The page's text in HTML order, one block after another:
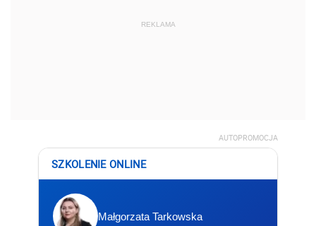
REKLAMA
AUTOPROMOCJA
SZKOLENIE ONLINE
Małgorzata Tarkowska